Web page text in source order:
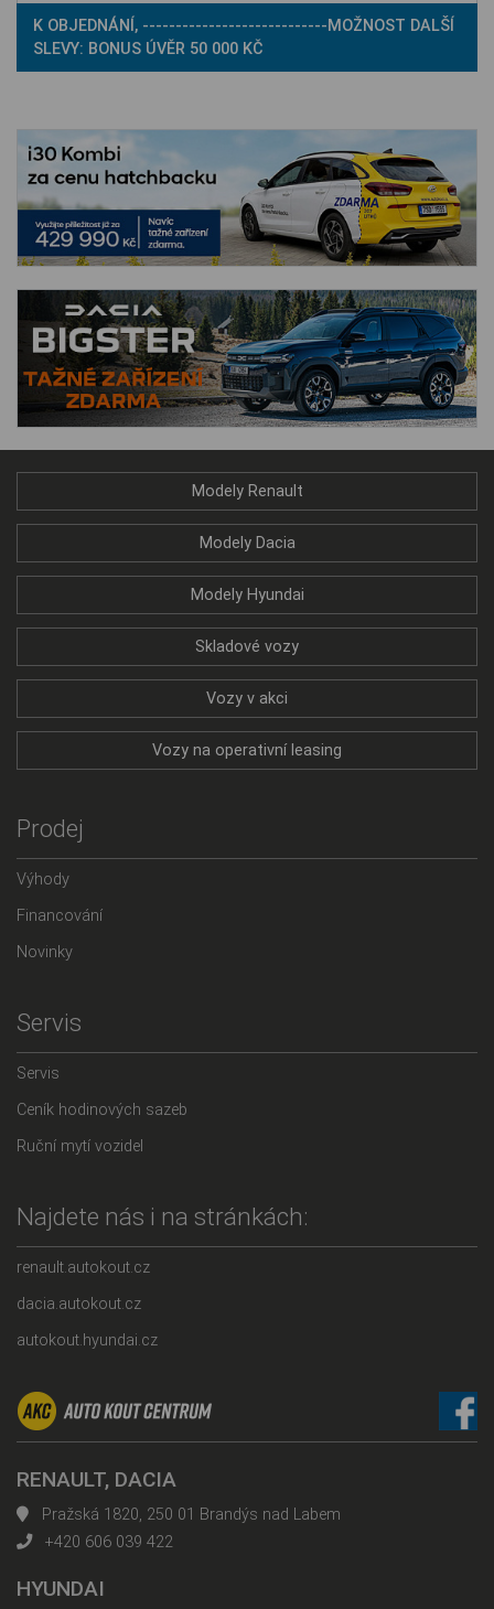
K OBJEDNÁNÍ, ----------------------------MOŽNOST DALŠÍ
SLEVY: BONUS ÚVĚR 50 000 KČ
Modely Renault
Modely Dacia
Modely Hyundai
Skladové vozy
Vozy v akci
Vozy na operativní leasing
Prodej
Výhody
Financování
Novinky
Servis
Servis
Ceník hodinových sazeb
Ruční mytí vozidel
Najdete nás i na stránkách:
renault.autokout.cz
dacia.autokout.cz
autokout.hyundai.cz
RENAULT, DACIA
Pražská 1820, 250 01 Brandýs nad Labem
+420 606 039 422
HYUNDAI